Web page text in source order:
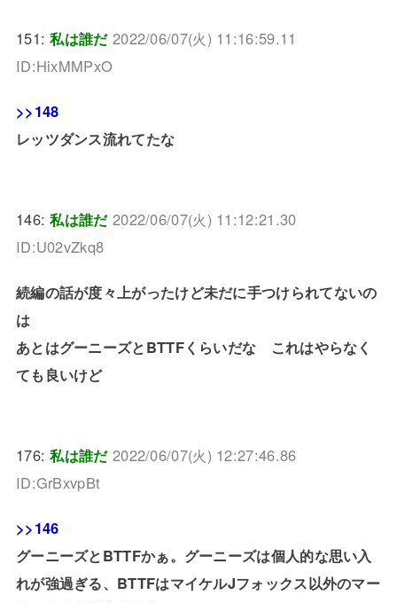
151:私は誰だ 2022/06/07(火) 11:16:59.11
ID:HixMMPxO
>>148
レッツダンス流れてたな
146:私は誰だ 2022/06/07(火) 11:12:21.30
ID:U02vZkq8
続編の話が度々上がったけど未だに手つけられてないの
は
あとはグーニーズとBTTFくらいだな これはやらなく
ても良いけど
176:私は誰だ 2022/06/07(火) 12:27:46.86
ID:GrBxvpBt
>>146
グーニーズとBTTFかぁ。グーニーズは個人的な思い入
れが強過ぎる、BTTFはマイケルJフォックス以外のマー